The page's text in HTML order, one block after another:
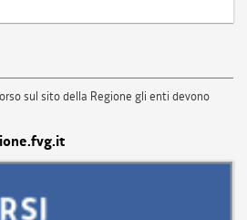
sul sito della Regione gli enti devono